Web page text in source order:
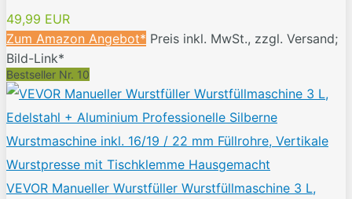
49,99 EUR
Zum Amazon Angebot* Preis inkl. MwSt., zzgl. Versand;
Bild-Link*
Bestseller Nr. 10
VEVOR Manueller Wurstfüller Wurstfüllmaschine 3 L,